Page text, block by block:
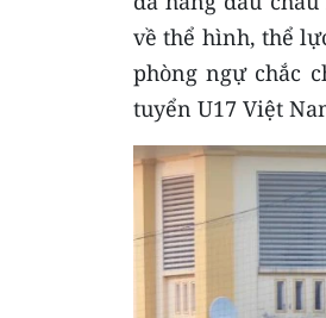
về thể hình, thể
phòng ngự chắc
tuyển U17 Việt